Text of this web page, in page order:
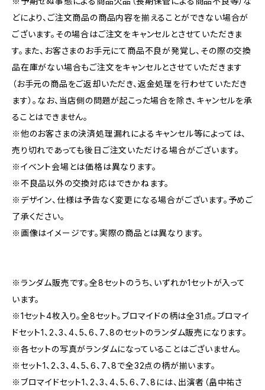
どにより、ご注文商品の商品内容を揃えることができない場合が
ございます。その場合はご注文をキャンセルとさせていただきま
す。また、お客さまのお手元にて商品不良が発覚し、その際の交換
品在庫がない場合もご注文をキャンセルとさせていただきます
（お手元の商品をご返却いただき、返金処理を行わせていただき
ます）。なお、当店側の問題が起こった場合を除き、キャンセルを承
ることはできません。
※他のお客さまの決済処理漏れによるキャンセル等によっては、
売り切れであっても後日ご注文いただける場合がございます。
※イベント会場とは価格は異なります。
※不良品以外の交換対応はできかねます。
※デザイン、仕様は予告なく変更になる場合がございます。予めご
了承ください。
※画像はイメージです。実際の商品とは異なります。
※ランダム販売です。全8セットのうち、いずれか1セットが入って
います。
※1セット4枚入り。全8セット。ブロマイドの柄は全31点。ブロマイ
ドセット1、2、3、4、5、6、7、8のセットのランダム販売になります。
※各セットの写真がランダムになっていることはございません。
※セット1、2、3、4、5、6、7、8で全32点の柄が揃います。
※ブロマイドセット1、2、3、4、5、6、7、8には、出演者（畠中祐さ